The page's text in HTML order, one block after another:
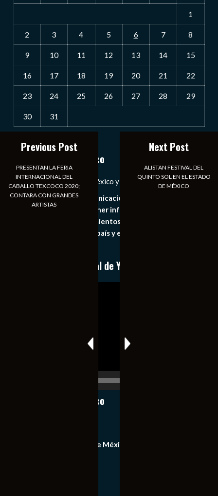
1
2 3 4 5 6 7 8
9 10 11 12 13 14 15
16 17 18 19 20 21 22
23 24 25 26 27 28 29
30 31
Notiexpress de México
Las Noticias Diarias de México y el Mundo a Tu Alcance
Somos un medio de comunicación digital que tiene como
principal objetivo mantener informado al publico en
general de los acontecimientos mas recientes e
importantes de nuestro país y el mundo de forma eficaz,
Conoce nuestro canal de YouTube
Notiexpress de México
Equipo de Notiexpress de México
Previous Post
PRESENTAN LA FERIA
INTERNACIONAL DEL
CABALLO TEXCOCO 2020;
CONTARA CON GRANDES
ARTISTAS
Next Post
ALISTAN FESTIVAL DEL
QUINTO SOL EN EL ESTADO
DE MÉXICO